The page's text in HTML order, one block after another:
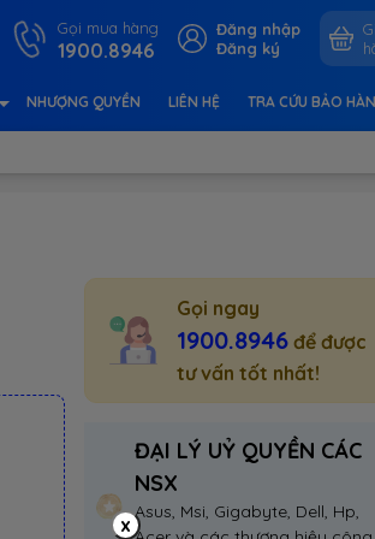
Gọi mua hàng
1900.8946
Đăng nhập
Đăng ký
NHƯỢNG QUYỀN LIÊN HỆ TRA CỨU BẢO
Gọi ngay
1900.8946 để được
tư vấn tốt nhất!
ĐẠI LÝ UỶ QUYỀN CÁC
NSX
Asus, Msi, Gigabyte, Dell, Hp,
x